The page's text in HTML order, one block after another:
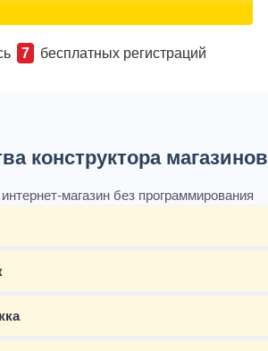
7 бесплатных регистраций
конструктора магазинов
магазин без программирования